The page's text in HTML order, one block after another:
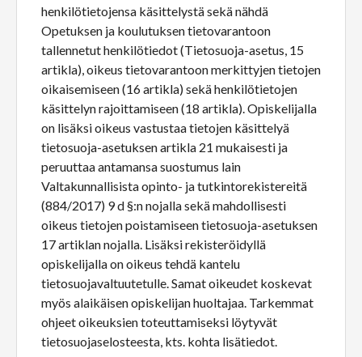
henkilötietojensa käsittelystä sekä nähdä
Opetuksen ja koulutuksen tietovarantoon
tallennetut henkilötiedot (Tietosuoja-asetus, 15
artikla), oikeus tietovarantoon merkittyjen tietojen
oikaisemiseen (16 artikla) sekä henkilötietojen
käsittelyn rajoittamiseen (18 artikla). Opiskelijalla
on lisäksi oikeus vastustaa tietojen käsittelyä
tietosuoja-asetuksen artikla 21 mukaisesti ja
peruuttaa antamansa suostumus lain
Valtakunnallisista opinto- ja tutkintorekistereitä
(884/2017) 9 d §:n nojalla sekä mahdollisesti
oikeus tietojen poistamiseen tietosuoja-asetuksen
17 artiklan nojalla. Lisäksi rekisteröidyllä
opiskelijalla on oikeus tehdä kantelu
tietosuojavaltuutetulle. Samat oikeudet koskevat
myös alaikäisen opiskelijan huoltajaa. Tarkemmat
ohjeet oikeuksien toteuttamiseksi löytyvät
tietosuojaselosteesta, kts. kohta lisätiedot.